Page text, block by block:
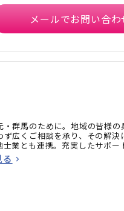
メールでお問い合わ
群馬のために。地域の皆様の
ず広くご相談を承り、その解決
業とも連携。充実したサポー